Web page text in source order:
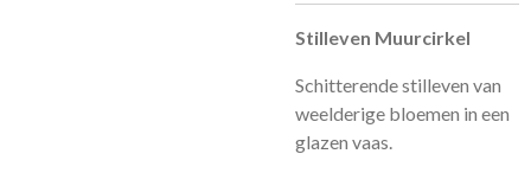
Stilleven Muurcirkel
Schitterende stilleven van
weelderige bloemen in een
glazen vaas.